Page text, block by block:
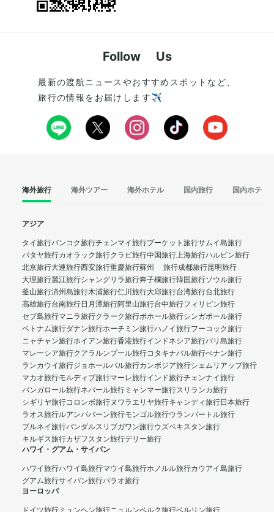
Follow Us
最新の渡航ニュースやおすすめスポットなど、
旅行の情報をお届けします✈️
海外旅行 海外ツアー 海外ホテル 国内旅行 国内ホテル
アジア
タイ旅行バンコク旅行チェンマイ旅行プーケット旅行サムイ島旅行
パタヤ旅行カオラック旅行クラビ旅行中国旅行上海旅行ハルビン旅行
北京旅行大連旅行西安旅行重慶旅行蘇州 旅行成都旅行昆明旅行
大理旅行麗江旅行シャングリラ旅行奔子欄旅行韓国旅行ソウル旅行
釜山旅行済州島旅行木浦旅行仁川旅行大邱旅行台湾旅行台北旅行
高雄旅行台南旅行日月潭旅行阿里山旅行台中旅行フィリピン旅行
セブ島旅行マニラ旅行クラーク旅行ボホール旅行シンガポール旅行
ベトナム旅行ダナン旅行ホーチミン旅行ハノイ旅行フーコック旅行
ニャチャン旅行ホイアン旅行香港旅行インドネシア旅行バリ島旅行
マレーシア旅行クアラルンプール旅行コタキナバル旅行ぺナン旅行
ランカウイ旅行ジョホールバル旅行カンボジア旅行シェムリアップ旅行
マカオ旅行モルディブ旅行マーレ旅行インド旅行チェンナイ旅行
バンガロール旅行ネパール旅行 ミャンマー旅行スリランカ旅行
シギリヤ旅行コロンボ旅行ヌワラエリヤ旅行キャンディ旅行日本旅行
ラオス旅行ルアンパバーン旅行モンゴル旅行ウランバートル旅行
ブルネイ旅行バンダルスリブガワン旅行ウズベキスタン旅行
キルギス旅行カザフスタン旅行デリー旅行
ハワイ・グアム・サイパン
ハワイ旅行ハワイ島旅行マウイ島旅行ホノルル旅行カウアイ島旅行
グアム旅行サイパン旅行パラオ旅行
ヨーロッパ